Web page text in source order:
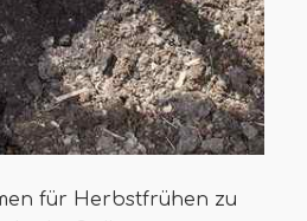
für Herbstfrühen zu